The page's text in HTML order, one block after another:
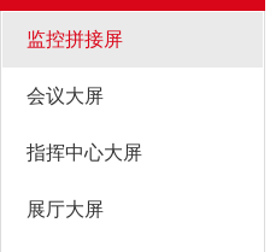
监控拼接屏
会议大屏
指挥中心大屏
展厅大屏